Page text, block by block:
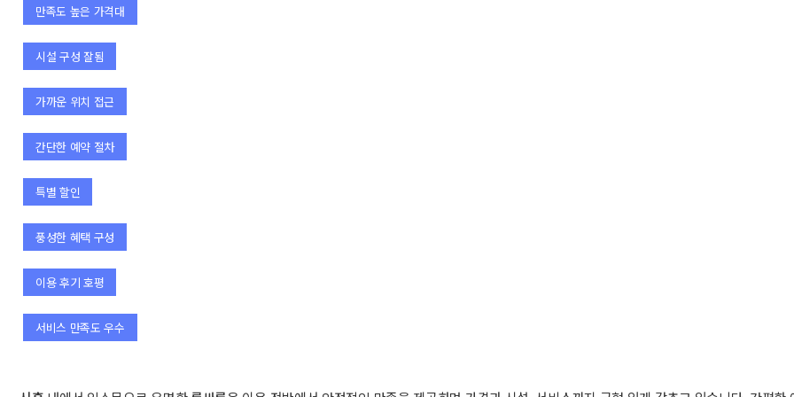
만족도 높은 가격대
시설 구성 잘됨
가까운 위치 접근
간단한 예약 절차
특별 할인
풍성한 혜택 구성
이용 후기 호평
서비스 만족도 우수